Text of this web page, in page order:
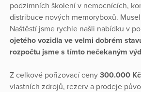
podzimních školení v nemocnících,
distribuce nových memoryboxů.
Naštěstí jsme rychle našli nabídku v
ojetého vozidla ve velmi dobrém
rozpočtu jsme s tímto nečekaným
Z celkové pořizovací ceny 300.000 Kč
vlastních zdrojů, rezerv a prodeje